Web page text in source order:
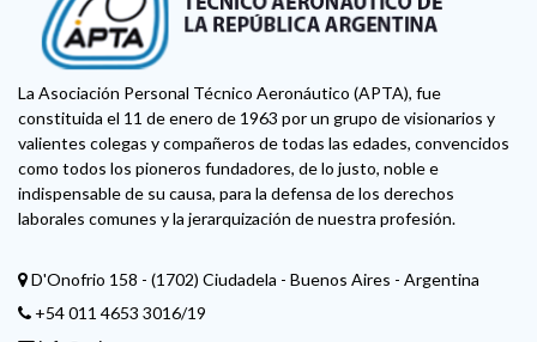
La Asociación Personal Técnico Aeronáutico (APTA), fue
constituida el 11 de enero de 1963 por un grupo de visionarios y
valientes colegas y compañeros de todas las edades, convencidos
como todos los pioneros fundadores, de lo justo, noble e
indispensable de su causa, para la defensa de los derechos
laborales comunes y la jerarquización de nuestra profesión.
D'Onofrio 158 - (1702) Ciudadela - Buenos Aires - Argentina
+54 011 4653 3016/19